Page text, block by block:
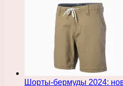
Шорты-бермуды 2024: